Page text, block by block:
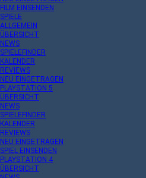
FILM EINSENDEN
SPIELE
ALLGEMEIN
ÜBERSICHT
NEWS
SPIELEFINDER
KALENDER
REVIEWS
NEU EINGETRAGEN
PLAYSTATION 5
ÜBERSICHT
NEWS
SPIELEFINDER
KALENDER
REVIEWS
NEU EINGETRAGEN
SPIEL EINSENDEN
PLAYSTATION 4
ÜBERSICHT